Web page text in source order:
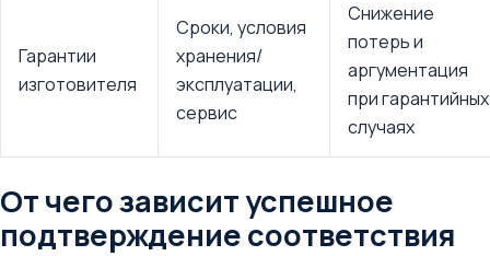
Гарантии
изготовителя
Сроки, условия
хранения/
эксплуатации,
сервис
Снижение
потерь и
аргументация
при гарантийных
случаях
От чего зависит успешное
подтверждение соответствия